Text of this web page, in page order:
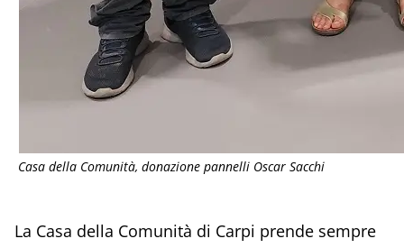
Casa della Comunità, donazione pannelli Oscar Sacchi
La Casa della Comunità di Carpi prende sempre